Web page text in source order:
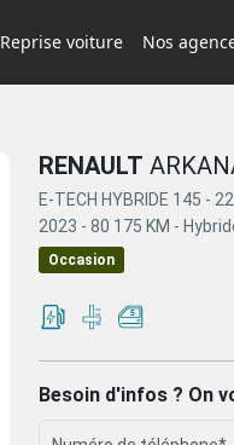
Reprise voiture Nos
RENAULT
E-TECH HYBRIDE 145 -
2023 - 80 175 KM -
Occasion
Besoin d'infos ? On